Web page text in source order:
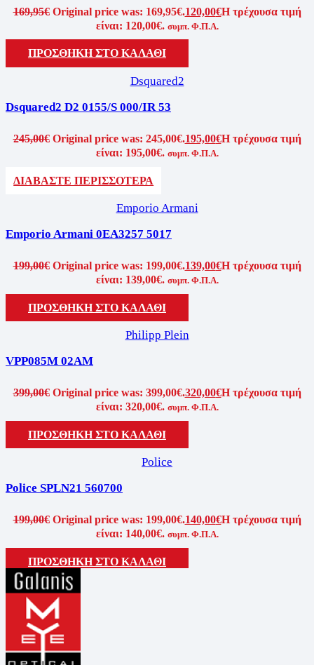
169,95€ Original price was: 169,95€.120,00€Η τρέχουσα τιμή
είναι: 120,00€. συμπ. Φ.Π.Α.
ΠΡΟΣΘΗΚΗ ΣΤΟ ΚΑΛΑΘΙ
Dsquared2
Dsquared2 D2 0155/S 000/IR 53
245,00€ Original price was: 245,00€.195,00€Η τρέχουσα τιμή
είναι: 195,00€. συμπ. Φ.Π.Α.
ΔΙΑΒΑΣΤΕ ΠΕΡΙΣΣΟΤΕΡΑ
Emporio Armani
Emporio Armani 0EA3257 5017
199,00€ Original price was: 199,00€.139,00€Η τρέχουσα τιμή
είναι: 139,00€. συμπ. Φ.Π.Α.
ΠΡΟΣΘΗΚΗ ΣΤΟ ΚΑΛΑΘΙ
Philipp Plein
VPP085M 02AM
399,00€ Original price was: 399,00€.320,00€Η τρέχουσα τιμή
είναι: 320,00€. συμπ. Φ.Π.Α.
ΠΡΟΣΘΗΚΗ ΣΤΟ ΚΑΛΑΘΙ
Police
Police SPLN21 560700
199,00€ Original price was: 199,00€.140,00€Η τρέχουσα τιμή
είναι: 140,00€. συμπ. Φ.Π.Α.
ΠΡΟΣΘΗΚΗ ΣΤΟ ΚΑΛΑΘΙ